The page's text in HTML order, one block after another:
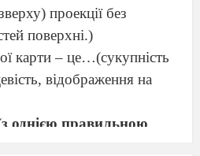
проекції без
поверхні.)
карти – це…(сукупність
відображення на
однією правильною